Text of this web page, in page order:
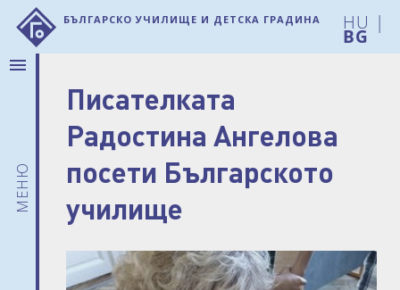
Българско училище и детска градина HU |
menu
меню
Писателката
Радостина Ангелова
посети Българското
училище
За нас
Новини
Представяне
Данни на
Летопис
Филиали
Учители